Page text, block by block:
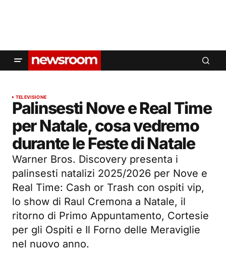
TELEVISIONE
Palinsesti Nove e Real Time
per Natale, cosa vedremo
durante le Feste di Natale
Warner Bros. Discovery presenta i
palinsesti natalizi 2025/2026 per Nove e
Real Time: Cash or Trash con ospiti vip,
lo show di Raul Cremona a Natale, il
ritorno di Primo Appuntamento, Cortesie
per gli Ospiti e Il Forno delle Meraviglie
nel nuovo anno.